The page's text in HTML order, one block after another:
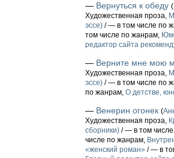
— Вернуться к обеду (
Художественная проза,
эссе) / — в том числе по
том числе по жанрам,
редактор сайта
— Верните мне мою
Художественная проза,
эссе) / — в том числе по
по жанрам, О детстве,
— Венерин огонек (
Художественная проза,
сборники) / — в том
числе по жанрам,
«женский роман» / — в